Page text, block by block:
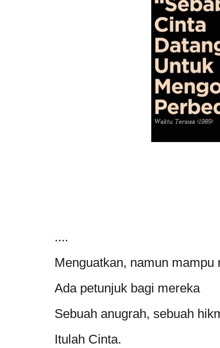
....
Menguatkan, namun mampu
Ada petunjuk bagi mereka
Sebuah anugrah, sebuah
Itulah Cinta.